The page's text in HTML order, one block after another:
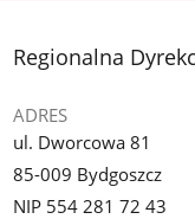
stopka
Regionalna
ADRES
ul. Dworcowa 81
85-009 Bydgoszcz
NIP 554 281 72 43